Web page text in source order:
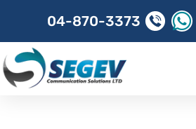
04-870-3373